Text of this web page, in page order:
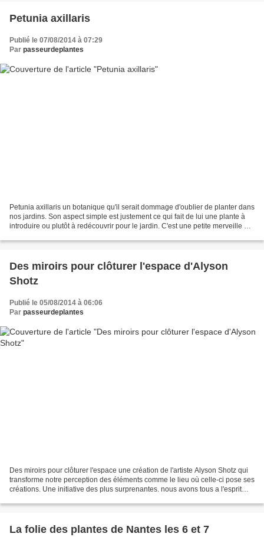
Petunia axillaris
Publié le 07/08/2014 à 07:29
Par passeurdeplantes
Petunia axillaris un botanique qu'il serait dommage d'oublier de planter dans
nos jardins. Son aspect simple est justement ce qui fait de lui une plante à
introduire ou plutôt à redécouvrir pour le jardin. C'est une petite merveille de
Des miroirs pour clôturer l'espace d'Alyson
Shotz
Publié le 05/08/2014 à 06:06
Par passeurdeplantes
Des miroirs pour clôturer l'espace une création de l'artiste Alyson Shotz qui
transforme notre perception des éléments comme le lieu où celle-ci pose ses
créations. Une initiative des plus surprenantes. nous avons tous a l'esprit
La folie des plantes de Nantes les 6 et 7